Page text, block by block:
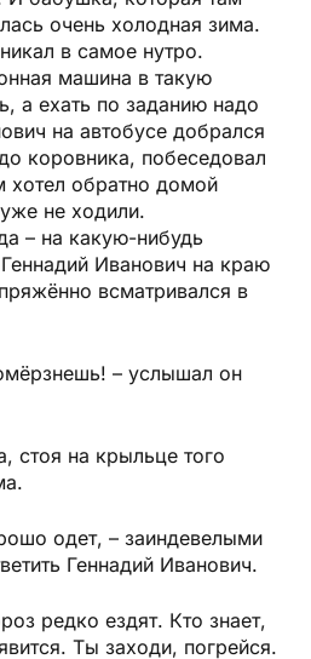
очень холодная зима.
в самое нутро.
машина в такую
а ехать по заданию надо
на автобусе добрался
коровника, побеседовал
обратно домой
не ходили.
– на какую-нибудь
Иванович на краю
всматривался в
– услышал он
стоя на крыльце того
одет, – заиндевелыми
Геннадий Иванович.
редко ездят. Кто знает,
Ты заходи, погрейся.